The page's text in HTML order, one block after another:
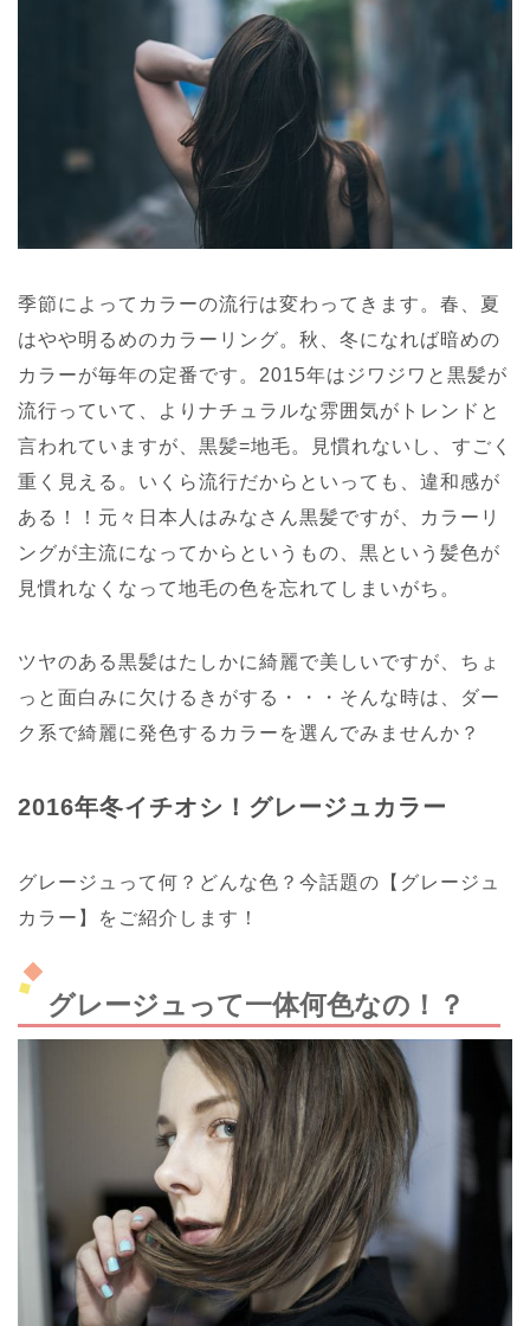
季節によってカラーの流行は変わってきます。春、夏
はやや明るめのカラーリング。秋、冬になれば暗めの
カラーが毎年の定番です。2015年はジワジワと黒髪が
流行っていて、よりナチュラルな雰囲気がトレンドと
言われていますが、黒髪=地毛。見慣れないし、すごく
重く見える。いくら流行だからといっても、違和感が
ある！！元々日本人はみなさん黒髪ですが、カラーリ
ングが主流になってからというもの、黒という髪色が
見慣れなくなって地毛の色を忘れてしまいがち。
ツヤのある黒髪はたしかに綺麗で美しいですが、ちょ
っと面白みに欠けるきがする・・・そんな時は、ダー
ク系で綺麗に発色するカラーを選んでみませんか？
2016年冬イチオシ！グレージュカラー
グレージュって何？どんな色？今話題の【グレージュ
カラー】をご紹介します！
グレージュって一体何色なの！？